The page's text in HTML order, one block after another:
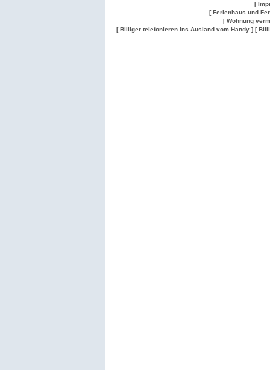
[
[ Ferienhaus und
[ Wohnung
[ Billiger telefonieren ins Ausland vom Handy ] [